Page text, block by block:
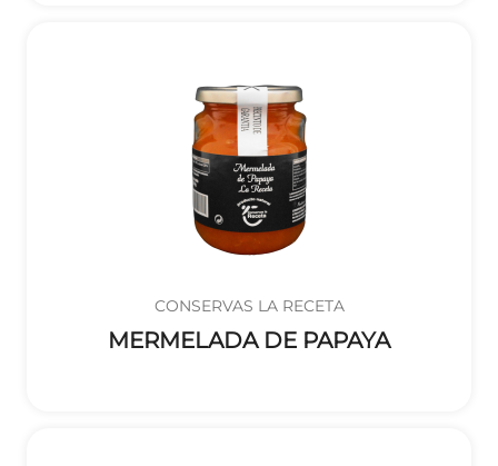
CONSERVAS LA RECETA
MERMELADA DE PAPAYA